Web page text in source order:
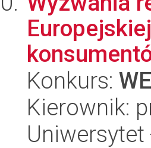
Konkurs:
Kierownik:
Uniwersytet